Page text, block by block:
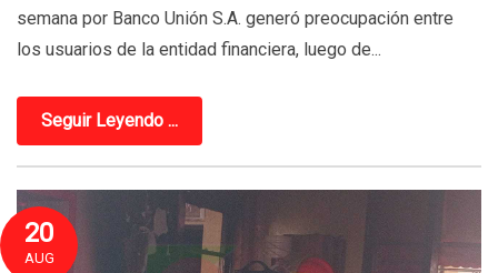
semana por Banco Unión S.A. generó preocupación entre
los usuarios de la entidad financiera, luego de...
Seguir Leyendo ...
20
AUG